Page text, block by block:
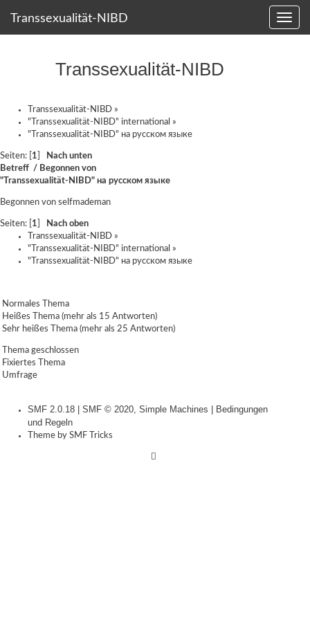
Transsexualität-NIBD
Transsexualität-NIBD
Transsexualität-NIBD »
"Transsexualität-NIBD" international »
"Transsexualität-NIBD" на русском языке
Seiten: [ 1
Nach unten
Betreff / Begonnen von
"Transsexualität-NIBD" на русском языке
Begonnen von selfmademan
Seiten: [ 1
Nach oben
Transsexualität-NIBD »
"Transsexualität-NIBD" international »
"Transsexualität-NIBD" на русском языке
Normales Thema
Heißes Thema (mehr als 15 Antworten)
Sehr heißes Thema (mehr als 25 Antworten)
Thema geschlossen
Fixiertes Thema
Umfrage
SMF 2.0.18 SMF © 2020, Simple Machines
Bedingungen
und Regeln
Theme by SMF Tricks